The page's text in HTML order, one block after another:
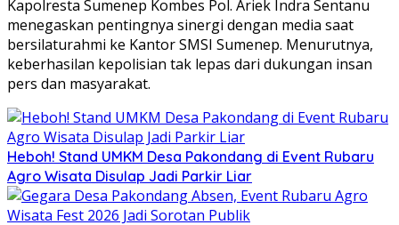
Kapolresta Sumenep Kombes Pol. Ariek Indra Sentanu
menegaskan pentingnya sinergi dengan media saat
bersilaturahmi ke Kantor SMSI Sumenep. Menurutnya,
keberhasilan kepolisian tak lepas dari dukungan insan
pers dan masyarakat.
Heboh! Stand UMKM Desa Pakondang di Event Rubaru
Agro Wisata Disulap Jadi Parkir Liar